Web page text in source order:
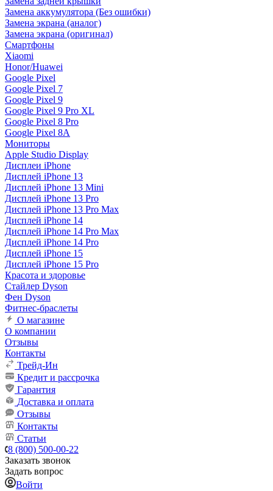
Замена аккумулятора (Без ошибки)
Замена экрана (аналог)
Замена экрана (оригинал)
Смартфоны
Xiaomi
Honor/Huawei
Google Pixel
Google Pixel 7
Google Pixel 9
Google Pixel 9 Pro XL
Google Pixel 8 Pro
Google Pixel 8A
Мониторы
Apple Studio Display
Дисплеи iPhone
Дисплей iPhone 13
Дисплей iPhone 13 Mini
Дисплей iPhone 13 Pro
Дисплей iPhone 13 Pro Max
Дисплей iPhone 14
Дисплей iPhone 14 Pro Max
Дисплей iPhone 14 Pro
Дисплей iPhone 15
Дисплей iPhone 15 Pro
Красота и здоровье
Стайлер Dyson
Фен Dyson
Фитнес-браслеты
О магазине
О компании
Отзывы
Контакты
Трейд-Ин
Кредит и рассрочка
Гарантия
Доставка и оплата
Отзывы
Контакты
Статьи
8 (800) 500-00-22
Заказать звонок
Задать вопрос
Войти